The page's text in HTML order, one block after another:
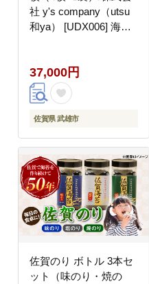
社 y's company（utsu
和ya） [UDX006] 海苔
37,000円
佐賀県 武雄市
佐賀のり ボトル 3本セ
ット（味のり・焼の